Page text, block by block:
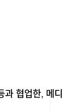
과 협업한, 메디